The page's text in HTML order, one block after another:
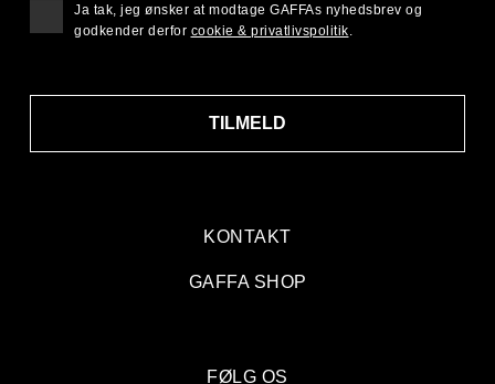
KONTAKT
GAFFA SHOP
TILMELD
Ja tak, jeg ønsker at modtage GAFFAs nyhedsbrev og
godkender derfor cookie & privatlivspolitik.
FØLG OS